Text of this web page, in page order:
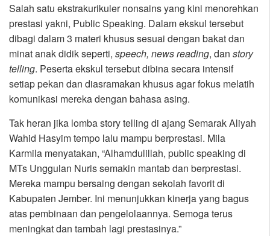
Salah satu ekstrakurikuler nonsains yang kini menorehkan
prestasi yakni, Public Speaking. Dalam ekskul tersebut
dibagi dalam 3 materi khusus sesuai dengan bakat dan
minat anak didik seperti, speech, news reading, dan story
telling. Peserta ekskul tersebut dibina secara intensif
setiap pekan dan diasramakan khusus agar fokus melatih
komunikasi mereka dengan bahasa asing.
Tak heran jika lomba story telling di ajang Semarak Aliyah
Wahid Hasyim tempo lalu mampu berprestasi. Mila
Karmila menyatakan, “Alhamdulillah, public speaking di
MTs Unggulan Nuris semakin mantab dan berprestasi.
Mereka mampu bersaing dengan sekolah favorit di
Kabupaten Jember. Ini menunjukkan kinerja yang bagus
atas pembinaan dan pengelolaannya. Semoga terus
meningkat dan tambah lagi prestasinya.”